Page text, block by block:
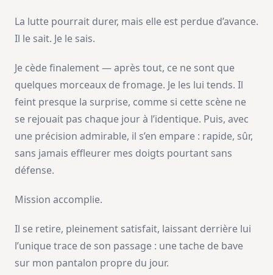
La lutte pourrait durer, mais elle est perdue d’avance.
Il le sait. Je le sais.
Je cède finalement — après tout, ce ne sont que
quelques morceaux de fromage. Je les lui tends. Il
feint presque la surprise, comme si cette scène ne
se rejouait pas chaque jour à l’identique. Puis, avec
une précision admirable, il s’en empare : rapide, sûr,
sans jamais effleurer mes doigts pourtant sans
défense.
Mission accomplie.
Il se retire, pleinement satisfait, laissant derrière lui
l’unique trace de son passage : une tache de bave
sur mon pantalon propre du jour.